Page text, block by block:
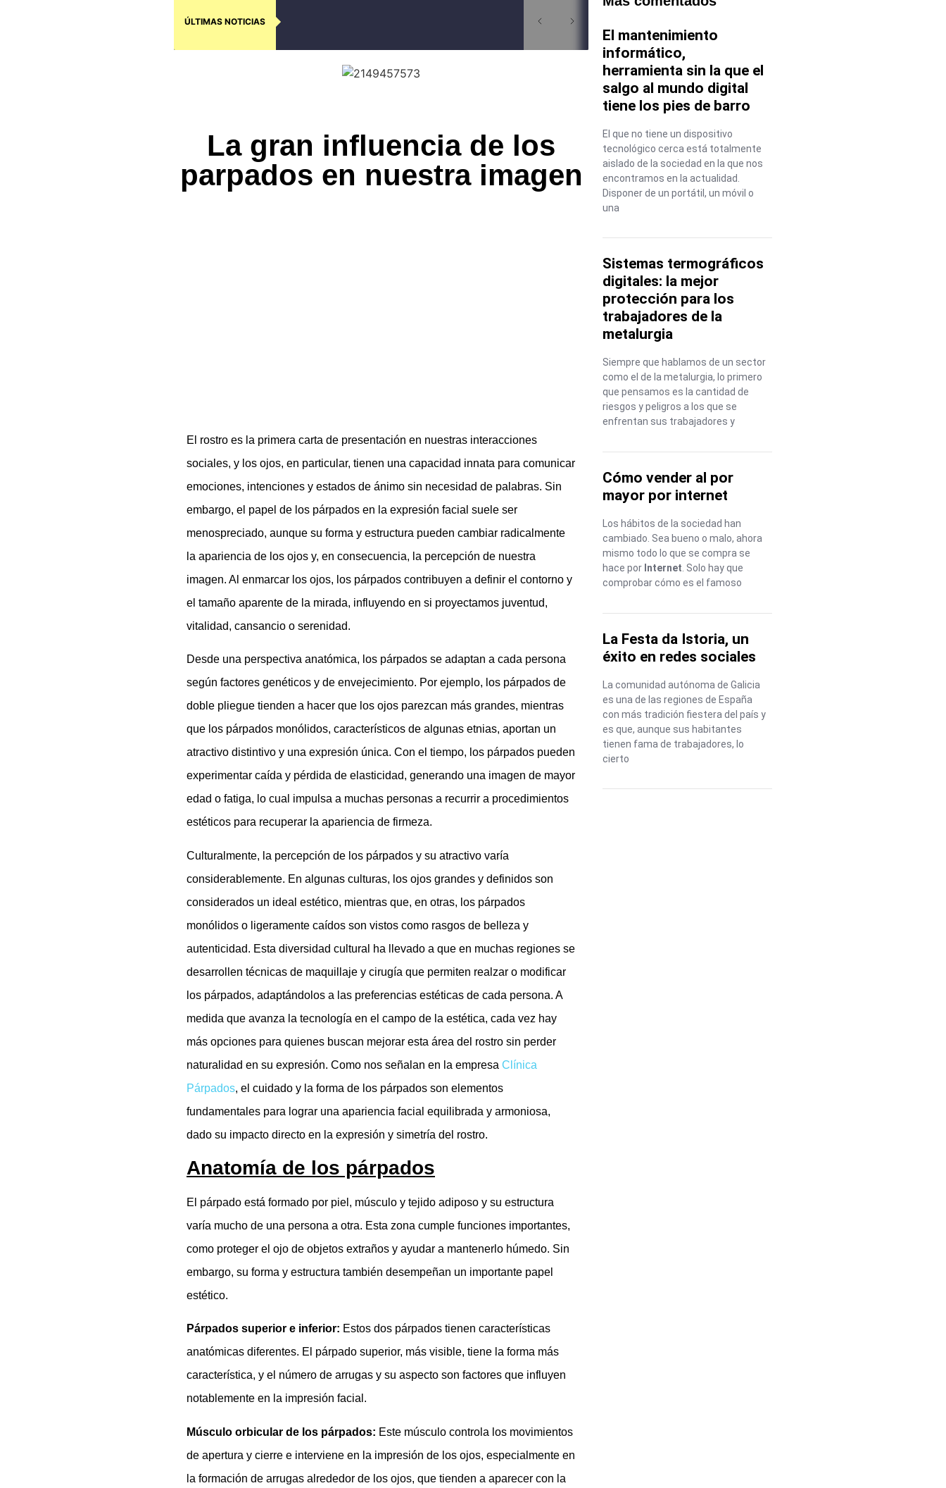
ÚLTIMAS NOTICIAS
La gran influencia de los
parpados en nuestra imagen
El rostro es la primera carta de presentación en nuestras interacciones
sociales, y los ojos, en particular, tienen una capacidad innata para comunicar
emociones, intenciones y estados de ánimo sin necesidad de palabras. Sin
embargo, el papel de los párpados en la expresión facial suele ser
menospreciado, aunque su forma y estructura pueden cambiar radicalmente
la apariencia de los ojos y, en consecuencia, la percepción de nuestra
imagen. Al enmarcar los ojos, los párpados contribuyen a definir el contorno y
el tamaño aparente de la mirada, influyendo en si proyectamos juventud,
vitalidad, cansancio o serenidad.
Desde una perspectiva anatómica, los párpados se adaptan a cada persona
según factores genéticos y de envejecimiento. Por ejemplo, los párpados de
doble pliegue tienden a hacer que los ojos parezcan más grandes, mientras
que los párpados monólidos, característicos de algunas etnias, aportan un
atractivo distintivo y una expresión única. Con el tiempo, los párpados pueden
experimentar caída y pérdida de elasticidad, generando una imagen de mayor
edad o fatiga, lo cual impulsa a muchas personas a recurrir a procedimientos
estéticos para recuperar la apariencia de firmeza.
Culturalmente, la percepción de los párpados y su atractivo varía
considerablemente. En algunas culturas, los ojos grandes y definidos son
considerados un ideal estético, mientras que, en otras, los párpados
monólidos o ligeramente caídos son vistos como rasgos de belleza y
autenticidad. Esta diversidad cultural ha llevado a que en muchas regiones se
desarrollen técnicas de maquillaje y cirugía que permiten realzar o modificar
los párpados, adaptándolos a las preferencias estéticas de cada persona. A
medida que avanza la tecnología en el campo de la estética, cada vez hay
más opciones para quienes buscan mejorar esta área del rostro sin perder
naturalidad en su expresión. Como nos señalan en la empresa Clínica
Párpados, el cuidado y la forma de los párpados son elementos
fundamentales para lograr una apariencia facial equilibrada y armoniosa,
dado su impacto directo en la expresión y simetría del rostro.
Anatomía de los párpados
El párpado está formado por piel, músculo y tejido adiposo y su estructura
varía mucho de una persona a otra. Esta zona cumple funciones importantes,
como proteger el ojo de objetos extraños y ayudar a mantenerlo húmedo. Sin
embargo, su forma y estructura también desempeñan un importante papel
estético.
Párpados superior e inferior: Estos dos párpados tienen características
anatómicas diferentes. El párpado superior, más visible, tiene la forma más
característica, y el número de arrugas y su aspecto son factores que influyen
notablemente en la impresión facial.
Músculo orbicular de los párpados: Este músculo controla los movimientos
de apertura y cierre e interviene en la impresión de los ojos, especialmente en
la formación de arrugas alrededor de los ojos, que tienden a aparecer con la
El mantenimiento
informático,
herramienta sin la que el
salgo al mundo digital
tiene los pies de barro
El que no tiene un dispositivo
tecnológico cerca está totalmente
aislado de la sociedad en la que nos
encontramos en la actualidad.
Disponer de un portátil, un móvil o
una
Sistemas termográficos
digitales: la mejor
protección para los
trabajadores de la
metalurgia
Siempre que hablamos de un sector
como el de la metalurgia, lo primero
que pensamos es la cantidad de
riesgos y peligros a los que se
enfrentan sus trabajadores y
Cómo vender al por
mayor por internet
Los hábitos de la sociedad han
cambiado. Sea bueno o malo, ahora
mismo todo lo que se compra se
hace por Internet . Solo hay que
comprobar cómo es el famoso
La Festa da Istoria, un
éxito en redes sociales
La comunidad autónoma de Galicia
es una de las regiones de España
con más tradición fiestera del país y
es que, aunque sus habitantes
tienen fama de trabajadores, lo
cierto